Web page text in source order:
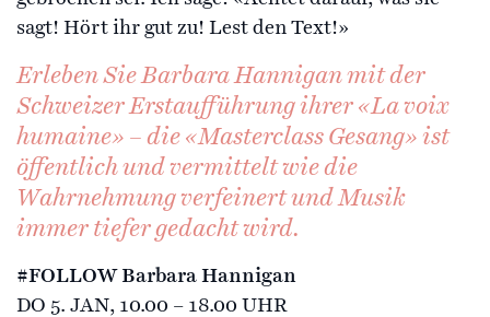
sagt! Hört ihr gut zu! Lest den Text!»
Erleben Sie Barbara Hannigan mit der
Schweizer Erstaufführung ihrer «La voix
humaine» – die «Masterclass Gesang» ist
öffentlich und vermittelt wie die
Wahrnehmung verfeinert und Musik
immer tiefer gedacht wird.
#FOLLOW Barbara Hannigan
DO 5. JAN, 10.00 – 18.00 UHR